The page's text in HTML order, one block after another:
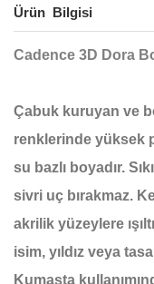
Ürün Bilgisi
Cadence 3D Dora
Çabuk kuruyan ve
renklerinde yüksek
su bazlı boyadır.
sivri uç bırakmaz.
akrilik yüzeylere
isim, yıldız veya
Kumaşta